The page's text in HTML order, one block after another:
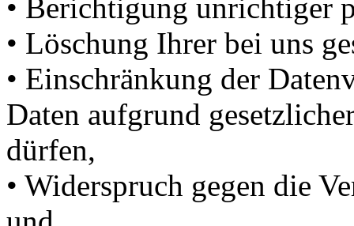
• Berichtigung unrichtiger
• Löschung Ihrer bei uns
• Einschränkung der
Daten aufgrund
dürfen,
• Widerspruch gegen die